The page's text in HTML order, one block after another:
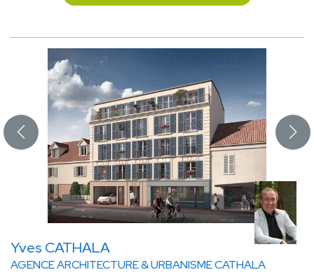
Yves CATHALA
AGENCE ARCHITECTURE & URBANISME CATHALA